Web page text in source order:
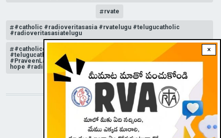
×
rvate
#catholic #radioveritasasia #rvatelugu #telugucatholic
#radioveritasasiatelugu
#catholicchurchnews #catholictelugu #telugucatholic
#telugucatholicchurch #radioveritasasia #rvatelugu
#PraveenLakkisetti #reflection #advent #christmas #messageof
hope #radioveritas #rvatelugu #viral #insta
STAY CONNECTED WITH US!